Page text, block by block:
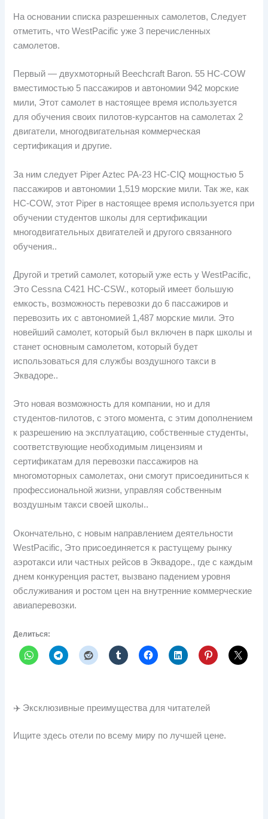
На основании списка разрешенных самолетов, Следует
отметить, что WestPacific уже 3 перечисленных
самолетов.
Первый — двухмоторный Beechcraft Baron. 55 HC-COW
вместимостью 5 пассажиров и автономии 942 морские
мили, Этот самолет в настоящее время используется
для обучения своих пилотов-курсантов на самолетах 2
двигатели, многодвигательная коммерческая
сертификация и другие.
За ним следует Piper Aztec PA-23 HC-CIQ мощностью 5
пассажиров и автономии 1,519 морские мили. Так же, как
HC-COW, этот Piper в настоящее время используется при
обучении студентов школы для сертификации
многодвигательных двигателей и другого связанного
обучения..
Другой и третий самолет, который уже есть у WestPacific,
Это Cessna C421 HC-CSW., который имеет большую
емкость, возможность перевозки до 6 пассажиров и
перевозить их с автономией 1,487 морские мили. Это
новейший самолет, который был включен в парк школы и
станет основным самолетом, который будет
использоваться для службы воздушного такси в
Эквадоре..
Это новая возможность для компании, но и для
студентов-пилотов, с этого момента, с этим дополнением
к разрешению на эксплуатацию, собственные студенты,
соответствующие необходимым лицензиям и
сертификатам для перевозки пассажиров на
многомоторных самолетах, они смогут присоединиться к
профессиональной жизни, управляя собственным
воздушным такси своей школы..
Окончательно, с новым направлением деятельности
WestPacific, Это присоединяется к растущему рынку
аэротакси или частных рейсов в Эквадоре., где с каждым
днем ​​конкуренция растет, вызвано падением уровня
обслуживания и ростом цен на внутренние коммерческие
авиаперевозки.
Делиться:
✈️ Эксклюзивные преимущества для читателей
Ищите здесь отели по всему миру по лучшей цене.